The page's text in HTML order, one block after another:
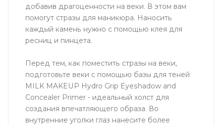
добавив драгоценности на веки. В этом вам
помогут стразы для маникюра. Наносить
каждый камень нужно с помощью клея для
ресниц и пинцета.
Перед тем, как поместить стразы на веки,
подготовьте веки с помощью базы для теней
MILK MAKEUP Hydro Grip Eyeshadow and
Concealer Primer - идеальный холст для
создания впечатляющего образа. Во
внутренние уголки глаз нанесите более